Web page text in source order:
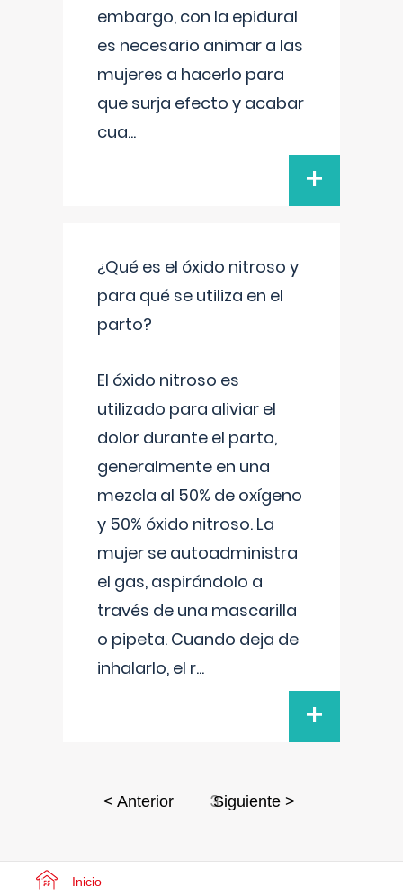
embargo, con la epidural
es necesario animar a las
mujeres a hacerlo para
que surja efecto y acabar
cua...
+
¿Qué es el óxido nitroso y
para qué se utiliza en el
parto?
El óxido nitroso es
utilizado para aliviar el
dolor durante el parto,
generalmente en una
mezcla al 50% de oxígeno
y 50% óxido nitroso. La
mujer se autoadministra
el gas, aspirándolo a
través de una mascarilla
o pipeta. Cuando deja de
inhalarlo, el r...
+
< Anterior 3Siguiente >
Inicio